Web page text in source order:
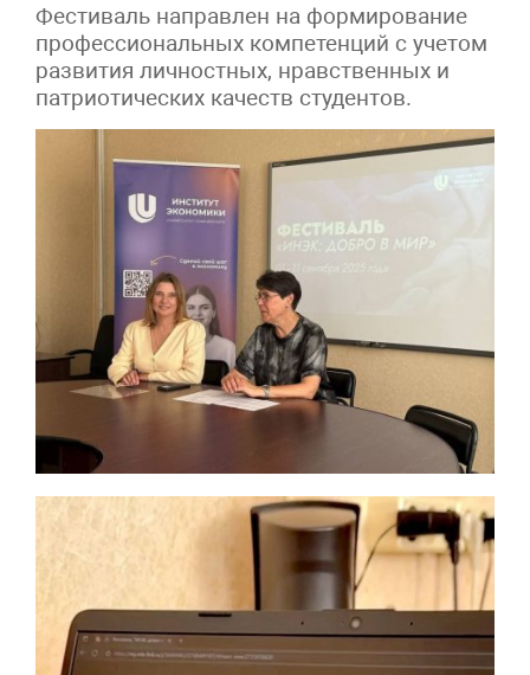
Фестиваль направлен на формирование
профессиональных компетенций с учетом
развития личностных, нравственных и
патриотических качеств студентов.